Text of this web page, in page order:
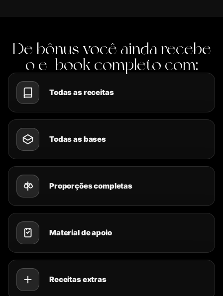
De bônus você ainda recebe
o e-book completo com:
Todas as receitas
Todas as bases
Proporções completas
Material de apoio
Receitas extras